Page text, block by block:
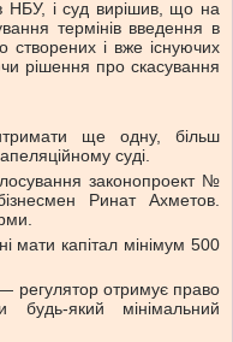
НБУ, і суд вирішив, що на
термінів введення в
створених і вже існуючих
рішення про скасування
ще одну, більш
суді.
законопроект №
Ринат Ахметов.
мати капітал мінімум 500
регулятор отримує право
будь-який мінімальний